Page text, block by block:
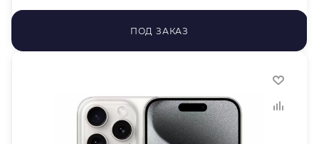
ПОД ЗАКАЗ